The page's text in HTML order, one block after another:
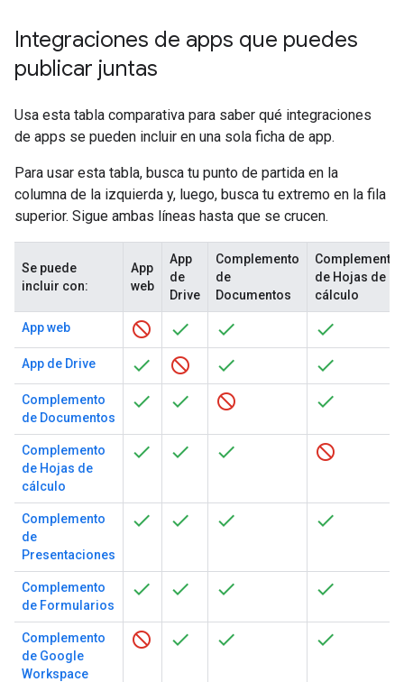
Integraciones de apps que puedes
publicar juntas
Usa esta tabla comparativa para saber qué integraciones
de apps se pueden incluir en una sola ficha de app.
Para usar esta tabla, busca tu punto de partida en la
columna de la izquierda y, luego, busca tu extremo en la fila
superior. Sigue ambas líneas hasta que se crucen.
Se puede
incluir con:
App
web
App
de
Drive
Complemento
de
Documentos
Complemento
de Hojas de
cálculo
App web
App de Drive
Complemento
de Documentos
Complemento
de Hojas de
cálculo
Complemento
de
Presentaciones
Complemento
de Formularios
Complemento
de Google
Workspace